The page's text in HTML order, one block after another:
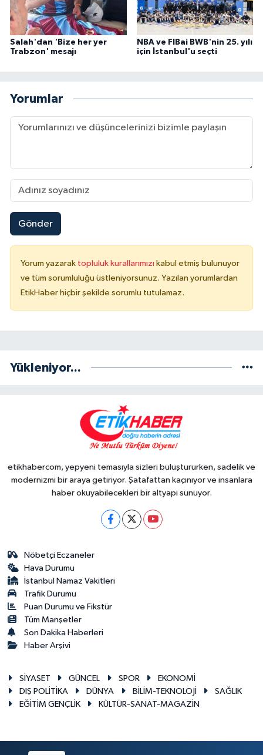
Salah'dan 'Bize her yer
Trabzon' mesajı
NBA ve FIBai BWB'nin 25. yılı
için İstanbul'u seçti
Yorumlar
Gönder
Yorum yazarak topluluk kurallarımızı kabul etmiş bulunuyor
ve tüm sorumluluğu üstleniyorsunuz. Yazılan yorumlardan
EtikHaber hiçbir şekilde sorumlu tutulamaz.
Yükleniyor...
etikhabercom, yepyeni temasıyla sizleri buluştururken, sadelik ve
modernizmi bir araya getiriyor. Şatafattan kaçınıyor ve insanlara
haber okuyabilecekleri bir altyapı sunuyor.
Nöbetçi Eczaneler
Hava Durumu
İstanbul Namaz Vakitleri
Trafik Durumu
Puan Durumu ve Fikstür
Tüm Manşetler
Son Dakika Haberleri
Haber Arşivi
SİYASET GÜNCEL SPOR
EKONOMİ
DIŞ POLİTİKA
DÜNYA BİLİM-TEKNOLOJİ
SAĞLIK
EĞİTİM GENÇLİK
KÜLTÜR-SANAT-MAGAZİN